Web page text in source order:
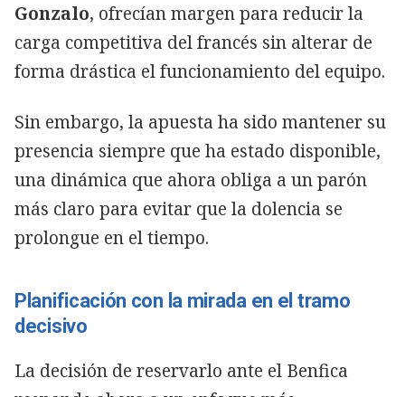
Gonzalo, ofrecían margen para reducir la
carga competitiva del francés sin alterar de
forma drástica el funcionamiento del equipo.
Sin embargo, la apuesta ha sido mantener su
presencia siempre que ha estado disponible,
una dinámica que ahora obliga a un parón
más claro para evitar que la dolencia se
prolongue en el tiempo.
Planificación con la mirada en el tramo
decisivo
La decisión de reservarlo ante el Benfica